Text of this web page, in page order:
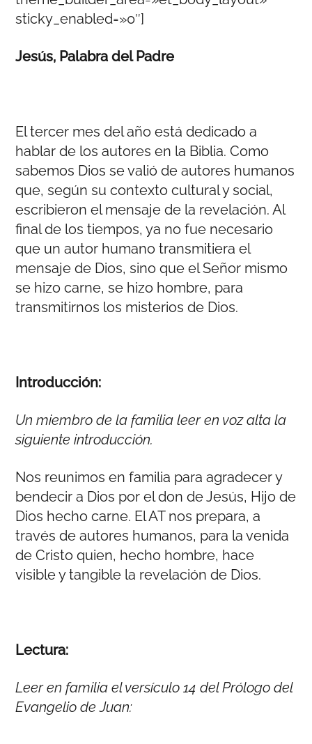
sticky_enabled=»0″]
Jesús, Palabra del Padre
El tercer mes del año está dedicado a
hablar de los autores en la Biblia. Como
sabemos Dios se valió de autores humanos
que, según su contexto cultural y social,
escribieron el mensaje de la revelación. Al
final de los tiempos, ya no fue necesario
que un autor humano transmitiera el
mensaje de Dios, sino que el Señor mismo
se hizo carne, se hizo hombre, para
transmitirnos los misterios de Dios.
Introducción:
Un miembro de la familia leer en voz alta la
siguiente introducción.
Nos reunimos en familia para agradecer y
bendecir a Dios por el don de Jesús, Hijo de
Dios hecho carne. El AT nos prepara, a
través de autores humanos, para la venida
de Cristo quien, hecho hombre, hace
visible y tangible la revelación de Dios.
Lectura:
Leer en familia el versículo 14 del Prólogo del
Evangelio de Juan: